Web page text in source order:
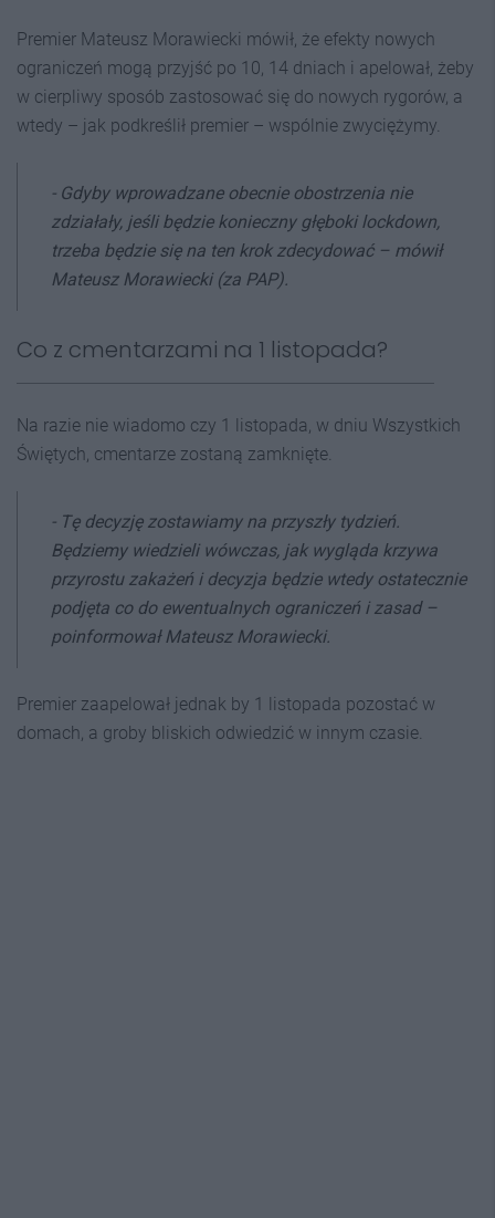
Premier Mateusz Morawiecki mówił, że efekty nowych
ograniczeń mogą przyjść po 10, 14 dniach i apelował, żeby
w cierpliwy sposób zastosować się do nowych rygorów, a
wtedy – jak podkreślił premier – wspólnie zwyciężymy.
- Gdyby wprowadzane obecnie obostrzenia nie
zdziałały, jeśli będzie konieczny głęboki lockdown,
trzeba będzie się na ten krok zdecydować – mówił
Mateusz Morawiecki (za PAP).
Co z cmentarzami na 1 listopada?
Na razie nie wiadomo czy 1 listopada, w dniu Wszystkich
Świętych, cmentarze zostaną zamknięte.
- Tę decyzję zostawiamy na przyszły tydzień.
Będziemy wiedzieli wówczas, jak wygląda krzywa
przyrostu zakażeń i decyzja będzie wtedy ostatecznie
podjęta co do ewentualnych ograniczeń i zasad –
poinformował Mateusz Morawiecki.
Premier zaapelował jednak by 1 listopada pozostać w
domach, a groby bliskich odwiedzić w innym czasie.